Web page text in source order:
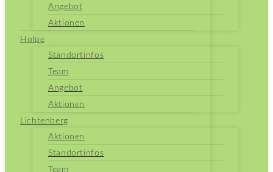
Angebot
Aktionen
Holpe
Standortinfos
Team
Angebot
Aktionen
Lichtenberg
Aktionen
Standortinfos
Team